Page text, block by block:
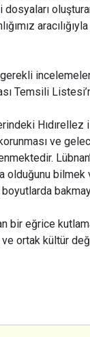
Temsili
ve
olduğunu
bir eğrice
ve ortak kültür